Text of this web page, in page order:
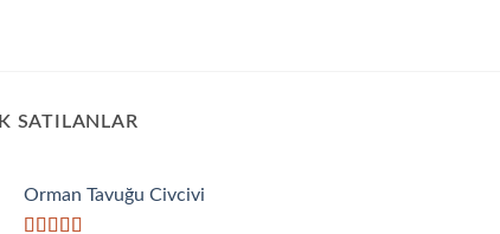
SATILANLAR
Orman Tavuğu Civcivi